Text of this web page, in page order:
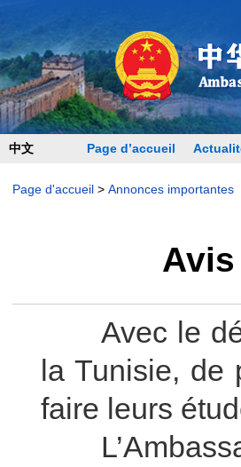
中文 Page d’accueil
Page d'accueil> Annonces importantes
Avec le
la Tunisie, de
faire leurs